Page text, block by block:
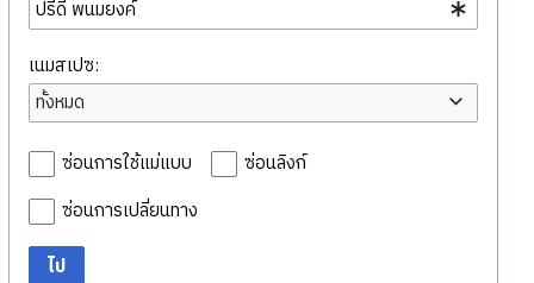
เนมสเปซ:
ทั้งหมด
ซ่อนการใช้แม่แบบ
ซ่อนลิงก์
ซ่อนการเปลี่ยนทาง
ไป